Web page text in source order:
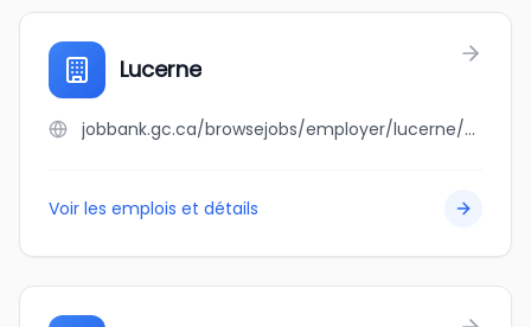
Lucerne
jobbank.gc.ca/browsejobs/employer/lucerne/ca
Voir les emplois et détails